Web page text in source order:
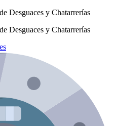
Desguaces y Chatarrerías
Desguaces y Chatarrerías